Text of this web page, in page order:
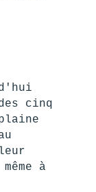
cinq
à